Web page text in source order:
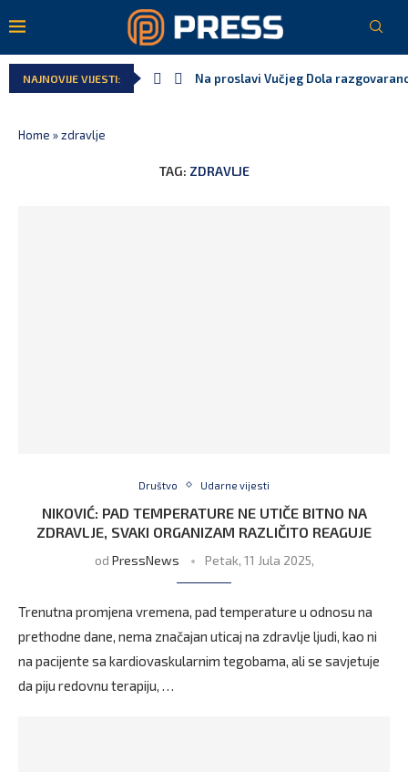
NAJNOVIJE VIJESTI: Na proslavi Vučjeg Dola
Home »zdravlje
TAG: ZDRAVLJE
Društvo Udarne vijesti
NIKOVIĆ: PAD TEMPERATURE NE UTIČE BITNO NA
ZDRAVLJE, SVAKI ORGANIZAM RAZLIČITO REAGUJE
od PressNews Petak, 11 Jula 2025,
Trenutna promjena vremena, pad temperature u odnosu na
prethodne dane, nema značajan uticaj na zdravlje ljudi, kao ni
na pacijente sa kardiovaskularnim tegobama, ali se savjetuje
da piju redovnu terapiju, …